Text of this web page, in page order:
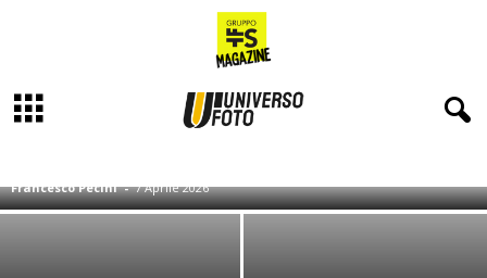
STAMPA FOTOGRAFICA
STORIA DELLA FOTOGRAFIA
TECNICA FOTOGRAFICA
Cosa sono i lux: Guida semplice per capire
Francesco Pecini - 7 Aprile 2026